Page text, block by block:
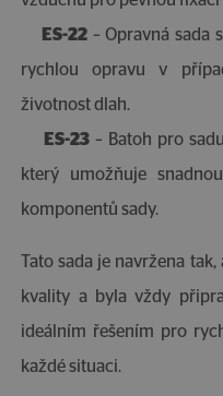
ES-22 – Opravná sada
rychlou opravu v
životnost dlah.
ES-23– Batoh pro
který umožňuje
komponentů sady.
Tato sada je navržena
kvality a byla vždy
ideálním řešením pro
každé situaci.